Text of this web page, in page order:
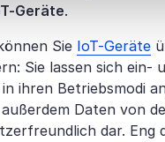
Geräte.
Sie IoT-Geräte
Sie lassen sich ein-
ihren Betriebsmodi
Daten von
dar. Eng